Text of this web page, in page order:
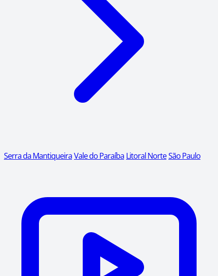
Serra da MantiqueiraVale do Paraíba Litoral NorteSão Paulo